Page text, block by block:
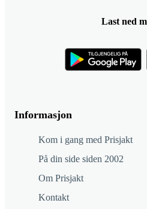
Informasjon
Kom i gang med Prisjakt
På din side siden 2002
Om Prisjakt
Kontakt
Last ned